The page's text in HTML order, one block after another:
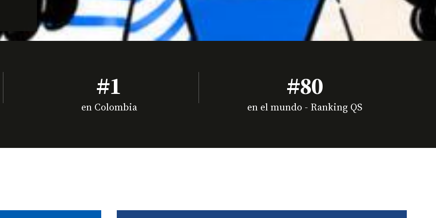
#1
en Colombia
#80
en el mundo - Ranking QS